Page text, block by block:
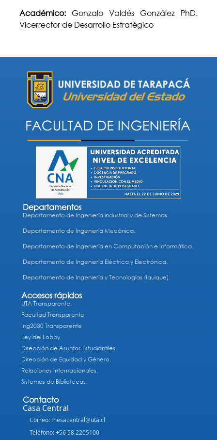
Académico: Gonzalo Valdés González PhD.
Vicerrector de Desarrollo Estratégico
Departamentos
Departamento de Ingeniería industrial y de Sistemas.
Departamento de Ingeniería Mecánica.
Departamento de Ingeniería en Computación e Informática.
Departamento de Ingeniería Eléctrica y Electrónica.
Departamento de Ingeniería y Tecnologías (Iquique).
Accesos rápidos
UTA Transparente.
Facultad Transparente
Ing2030 Transparente
Ley del Lobby.
Dirección de Asuntos Estudiantiles.
Dirección de Equidad y Género.
Relaciones Internacionales.
Sistemas de Bibliotecas.
Contacto
Casa Central
Correo: mesacentral@uta.cl
Teléfono: +56 58 2205100